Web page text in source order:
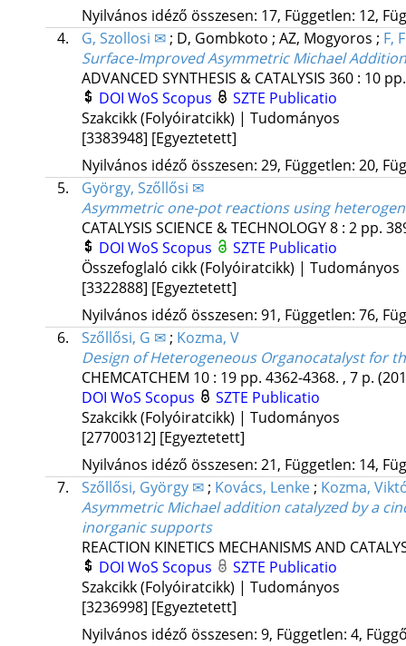
Nyilvános idéző összesen: 17, Független: 12,
4.
G, Szollosi ✉; D, Gombkoto ; AZ, Mogyoros ; F,
Surface-Improved Asymmetric Michael
ADVANCED SYNTHESIS & CATALYSIS 360: 10
DOI WoS Scopus
SZTE Publicatio
Szakcikk (Folyóiratcikk) | Tudományos
[3383948] [Egyeztetett]
Nyilvános idéző összesen: 29, Független: 20,
5.
György, Szőllősi ✉
Asymmetric one-pot reactions using
CATALYSIS SCIENCE & TECHNOLOGY8: 2 pp.
DOI WoS Scopus
SZTE Publicatio
Összefoglaló cikk (Folyóiratcikk) | Tudományos
[3322888] [Egyeztetett]
Nyilvános idéző összesen: 91, Független: 76,
6.
Szőllősi, G ✉; Kozma, V
Design of Heterogeneous Organocatalyst for
CHEMCATCHEM 10: 19 pp. 4362-4368. , 7 p.
DOI WoS Scopus
SZTE Publicatio
Szakcikk (Folyóiratcikk) | Tudományos
[27700312] [Egyeztetett]
Nyilvános idéző összesen: 21, Független: 14,
7.
Szőllősi, György ✉; Kovács, Lenke; Kozma,
Asymmetric Michael addition catalyzed by a
inorganic supports
REACTION KINETICS MECHANISMS AND
DOI WoS Scopus
SZTE Publicatio
Szakcikk (Folyóiratcikk) | Tudományos
[3236998] [Egyeztetett]
Nyilvános idéző összesen: 9, Független: 4,